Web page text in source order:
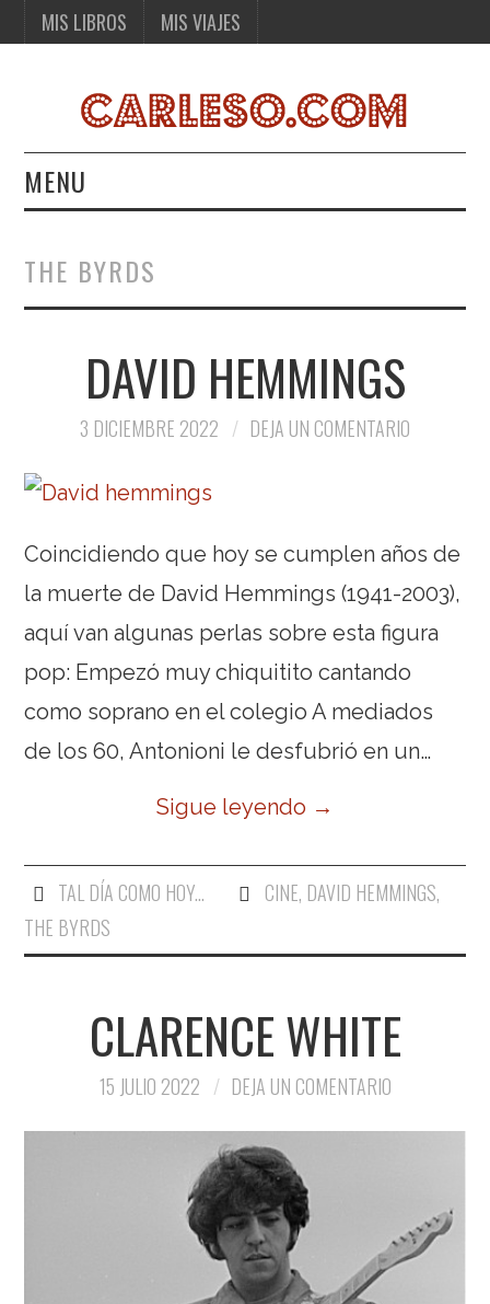
MIS LIBROS MIS VIAJES
MENU
MIS VIAJES
THE BYRDS
DAVID HEMMINGS
3 DICIEMBRE 2022 DEJA UN COMENTARIO
Coincidiendo que hoy se cumplen años de
la muerte de David Hemmings (1941-2003),
aquí van algunas perlas sobre esta figura
pop: Empezó muy chiquitito cantando
como soprano en el colegio A mediados
de los 60, Antonioni le desfubrió en un…
Sigue leyendo →
TAL DÍA COMO HOY... CINE, DAVID HEMMINGS,
THE BYRDS
CLARENCE WHITE
15 JULIO 2022 DEJA UN COMENTARIO